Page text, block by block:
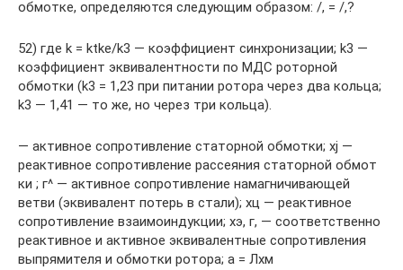
обмотке, определяются следующим образом: /, = /,?
52) где k = ktke/k3 — коэффициент синхронизации; k3 —
коэффициент эквивалентности по МДС роторной
обмотки (k3 = 1,23 при питании ротора через два кольца;
k3 — 1,41 — то же, но через три кольца).
— активное сопротивление статорной обмотки; xj —
реактивное сопротивление рассеяния статорной обмот
ки ; г^ — активное сопротивление намагничивающей
ветви (эквивалент потерь в стали); хц — реактивное
сопротивление взаимоиндукции; хэ, г, — соответственно
реактивное и активное эквивалентные сопротивления
выпрямителя и обмотки ротора; а = Лхм